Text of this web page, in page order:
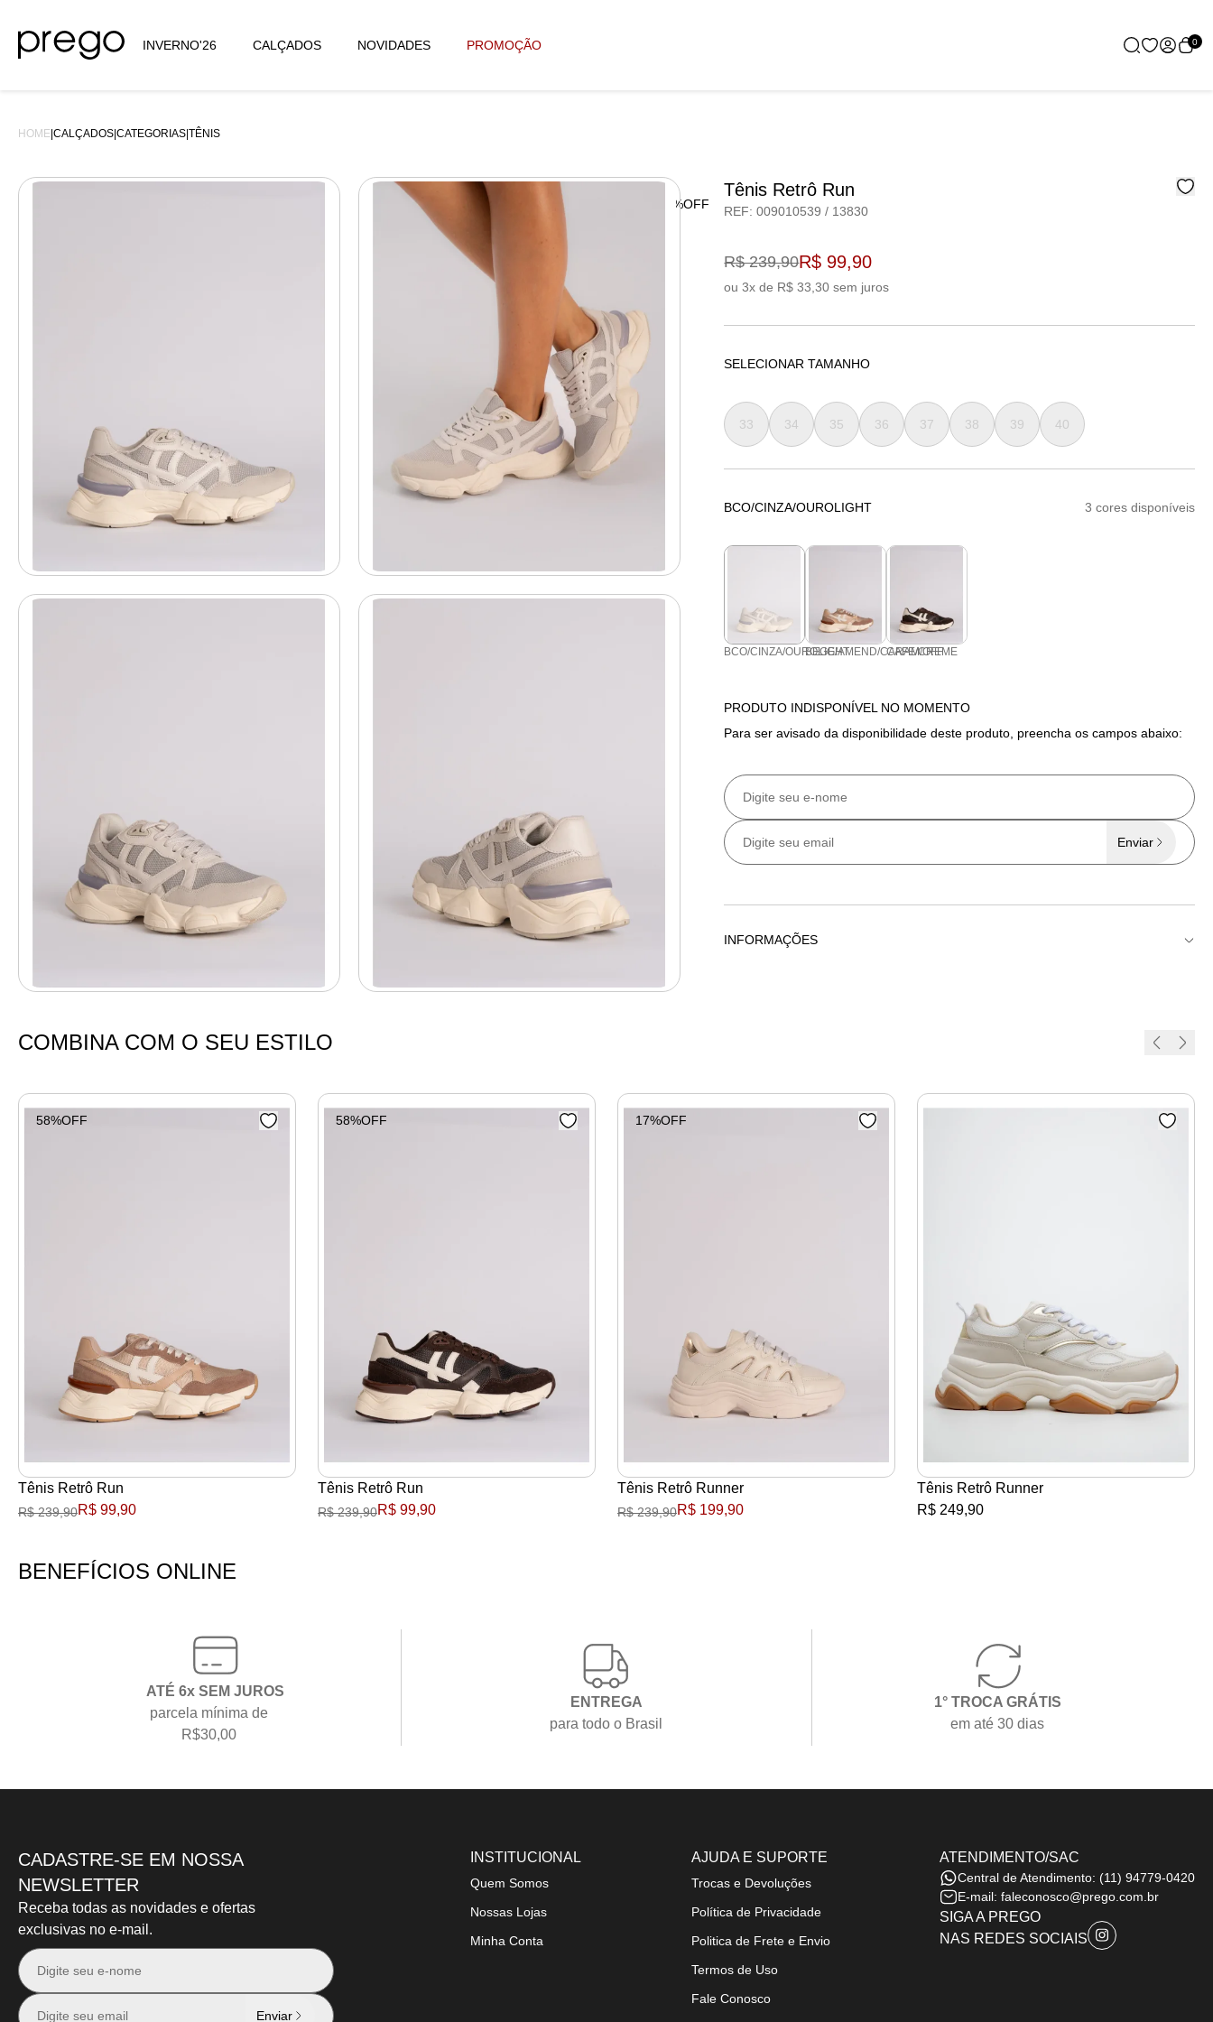
INVERNO'26 CALÇADOS NOVIDADES PROMOÇÃO 0
HOME CALÇADOS CATEGORIAS TÊNIS
58%OFF
Tênis Retrô Run
REF: 009010539 / 13830
R$ 239,90R$ 99,90
ou 3x de R$ 33,30 sem juros
SELECIONAR TAMANHO
33 34 35 36 37 38 39 40
BCO/CINZA/OUROLIGHT 3 cores disponíveis
BCO/CINZA/OUROLIGHTBEGE/AMEND/CARAM/OFF
CAFE/CREME
PRODUTO INDISPONÍVEL NO MOMENTO
Para ser avisado da disponibilidade deste produto, preencha os campos abaixo:
Enviar
INFORMAÇÕES
COMBINA COM O SEU ESTILO
Tênis Retrô Run
R$ 239,90R$ 99,90
58%OFF
Tênis Retrô Run
R$ 239,90R$ 99,90
58%OFF
Tênis Retrô Runner
R$ 239,90R$ 199,90
17%OFF
Tênis Retrô Runner
R$ 249,90
BENEFÍCIOS ONLINE
ATÉ 6x SEM JUROS
parcela mínima de
R$30,00
ENTREGA
para todo o Brasil
1° TROCA GRÁTIS
em até 30 dias
CADASTRE-SE EM NOSSA
NEWSLETTER
Receba todas as novidades e ofertas
exclusivas no e-mail.
Enviar
INSTITUCIONAL
Quem Somos
Nossas Lojas
Minha Conta
AJUDA E SUPORTE
Trocas e Devoluções
Política de Privacidade
Politica de Frete e Envio
Termos de Uso
Fale Conosco
ATENDIMENTO/SAC
Central de Atendimento: (11) 94779-0420
E-mail: faleconosco@prego.com.br
SIGA A PREGO
NAS REDES SOCIAIS